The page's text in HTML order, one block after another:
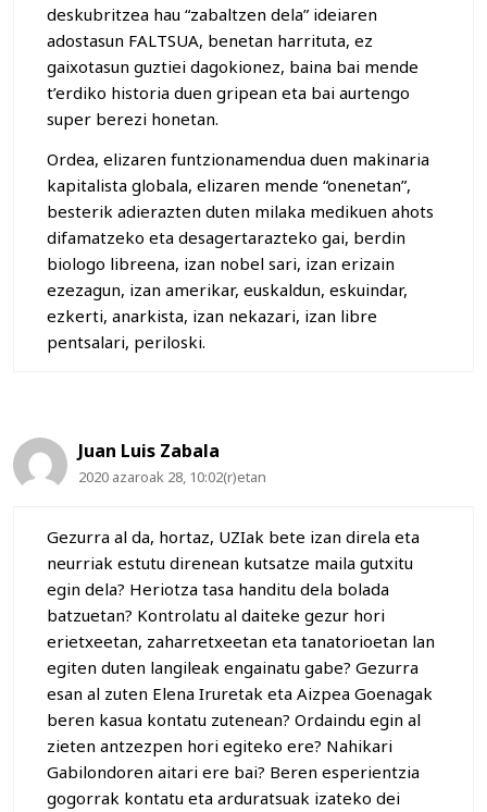
deskubritzea hau “zabaltzen dela” ideiaren
adostasun FALTSUA, benetan harrituta, ez
gaixotasun guztiei dagokionez, baina bai mende
t’erdiko historia duen gripean eta bai aurtengo
super berezi honetan.
Ordea, elizaren funtzionamendua duen makinaria
kapitalista globala, elizaren mende “onenetan”,
besterik adierazten duten milaka medikuen ahots
difamatzeko eta desagertarazteko gai, berdin
biologo libreena, izan nobel sari, izan erizain
ezezagun, izan amerikar, euskaldun, eskuindar,
ezkerti, anarkista, izan nekazari, izan libre
pentsalari, periloski.
Juan Luis Zabala
2020 azaroak 28, 10:02(r)etan
Gezurra al da, hortaz, UZIak bete izan direla eta
neurriak estutu direnean kutsatze maila gutxitu
egin dela? Heriotza tasa handitu dela bolada
batzuetan? Kontrolatu al daiteke gezur hori
erietxeetan, zaharretxeetan eta tanatorioetan lan
egiten duten langileak engainatu gabe? Gezurra
esan al zuten Elena Iruretak eta Aizpea Goenagak
beren kasua kontatu zutenean? Ordaindu egin al
zieten antzezpen hori egiteko ere? Nahikari
Gabilondoren aitari ere bai? Beren esperientzia
gogorrak kontatu eta arduratsuak izateko dei